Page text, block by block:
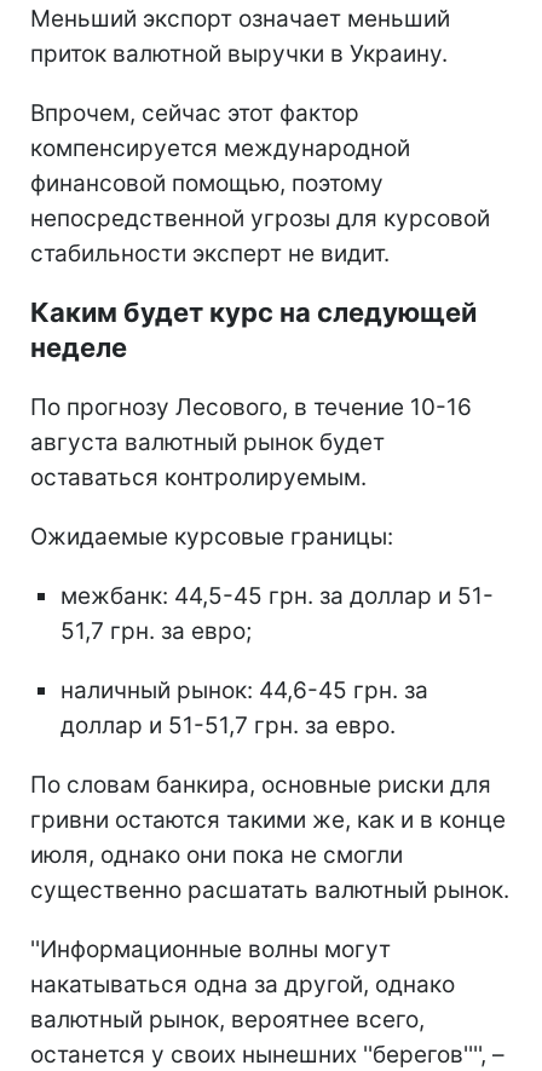
Меньший экспорт означает меньший
приток валютной выручки в Украину.
Впрочем, сейчас этот фактор
компенсируется международной
финансовой помощью, поэтому
непосредственной угрозы для курсовой
стабильности эксперт не видит.
Каким будет курс на следующей
неделе
По прогнозу Лесового, в течение 10-16
августа валютный рынок будет
оставаться контролируемым.
Ожидаемые курсовые границы:
межбанк: 44,5-45 грн. за доллар и 51-
51,7 грн. за евро;
наличный рынок: 44,6-45 грн. за
доллар и 51-51,7 грн. за евро.
По словам банкира, основные риски для
гривни остаются такими же, как и в конце
июля, однако они пока не смогли
существенно расшатать валютный рынок.
''Информационные волны могут
накатываться одна за другой, однако
валютный рынок, вероятнее всего,
останется у своих нынешних ''берегов'''', –